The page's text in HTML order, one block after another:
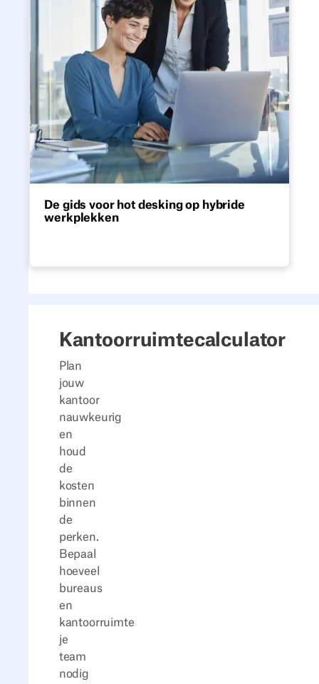
De gids voor hot desking op hybride
werkplekken
zetten: de inrichting van de ruimte, beleid,
Kantoorruimtecalculator
Plan
jouw
kantoor
nauwkeurig
en
houd
de
kosten
binnen
de
perken.
Bepaal
hoeveel
bureaus
en
kantoorruimte
je
team
nodig